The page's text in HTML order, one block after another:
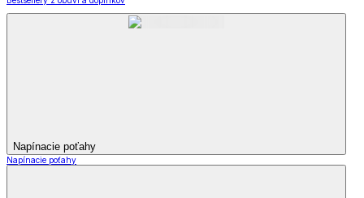
Napínacie poťahy
Napínacie poťahy